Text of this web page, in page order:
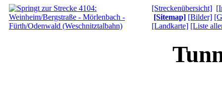
[Streckenübersicht]
[Sitemap] [Bilder]
[Landkarte] [Liste